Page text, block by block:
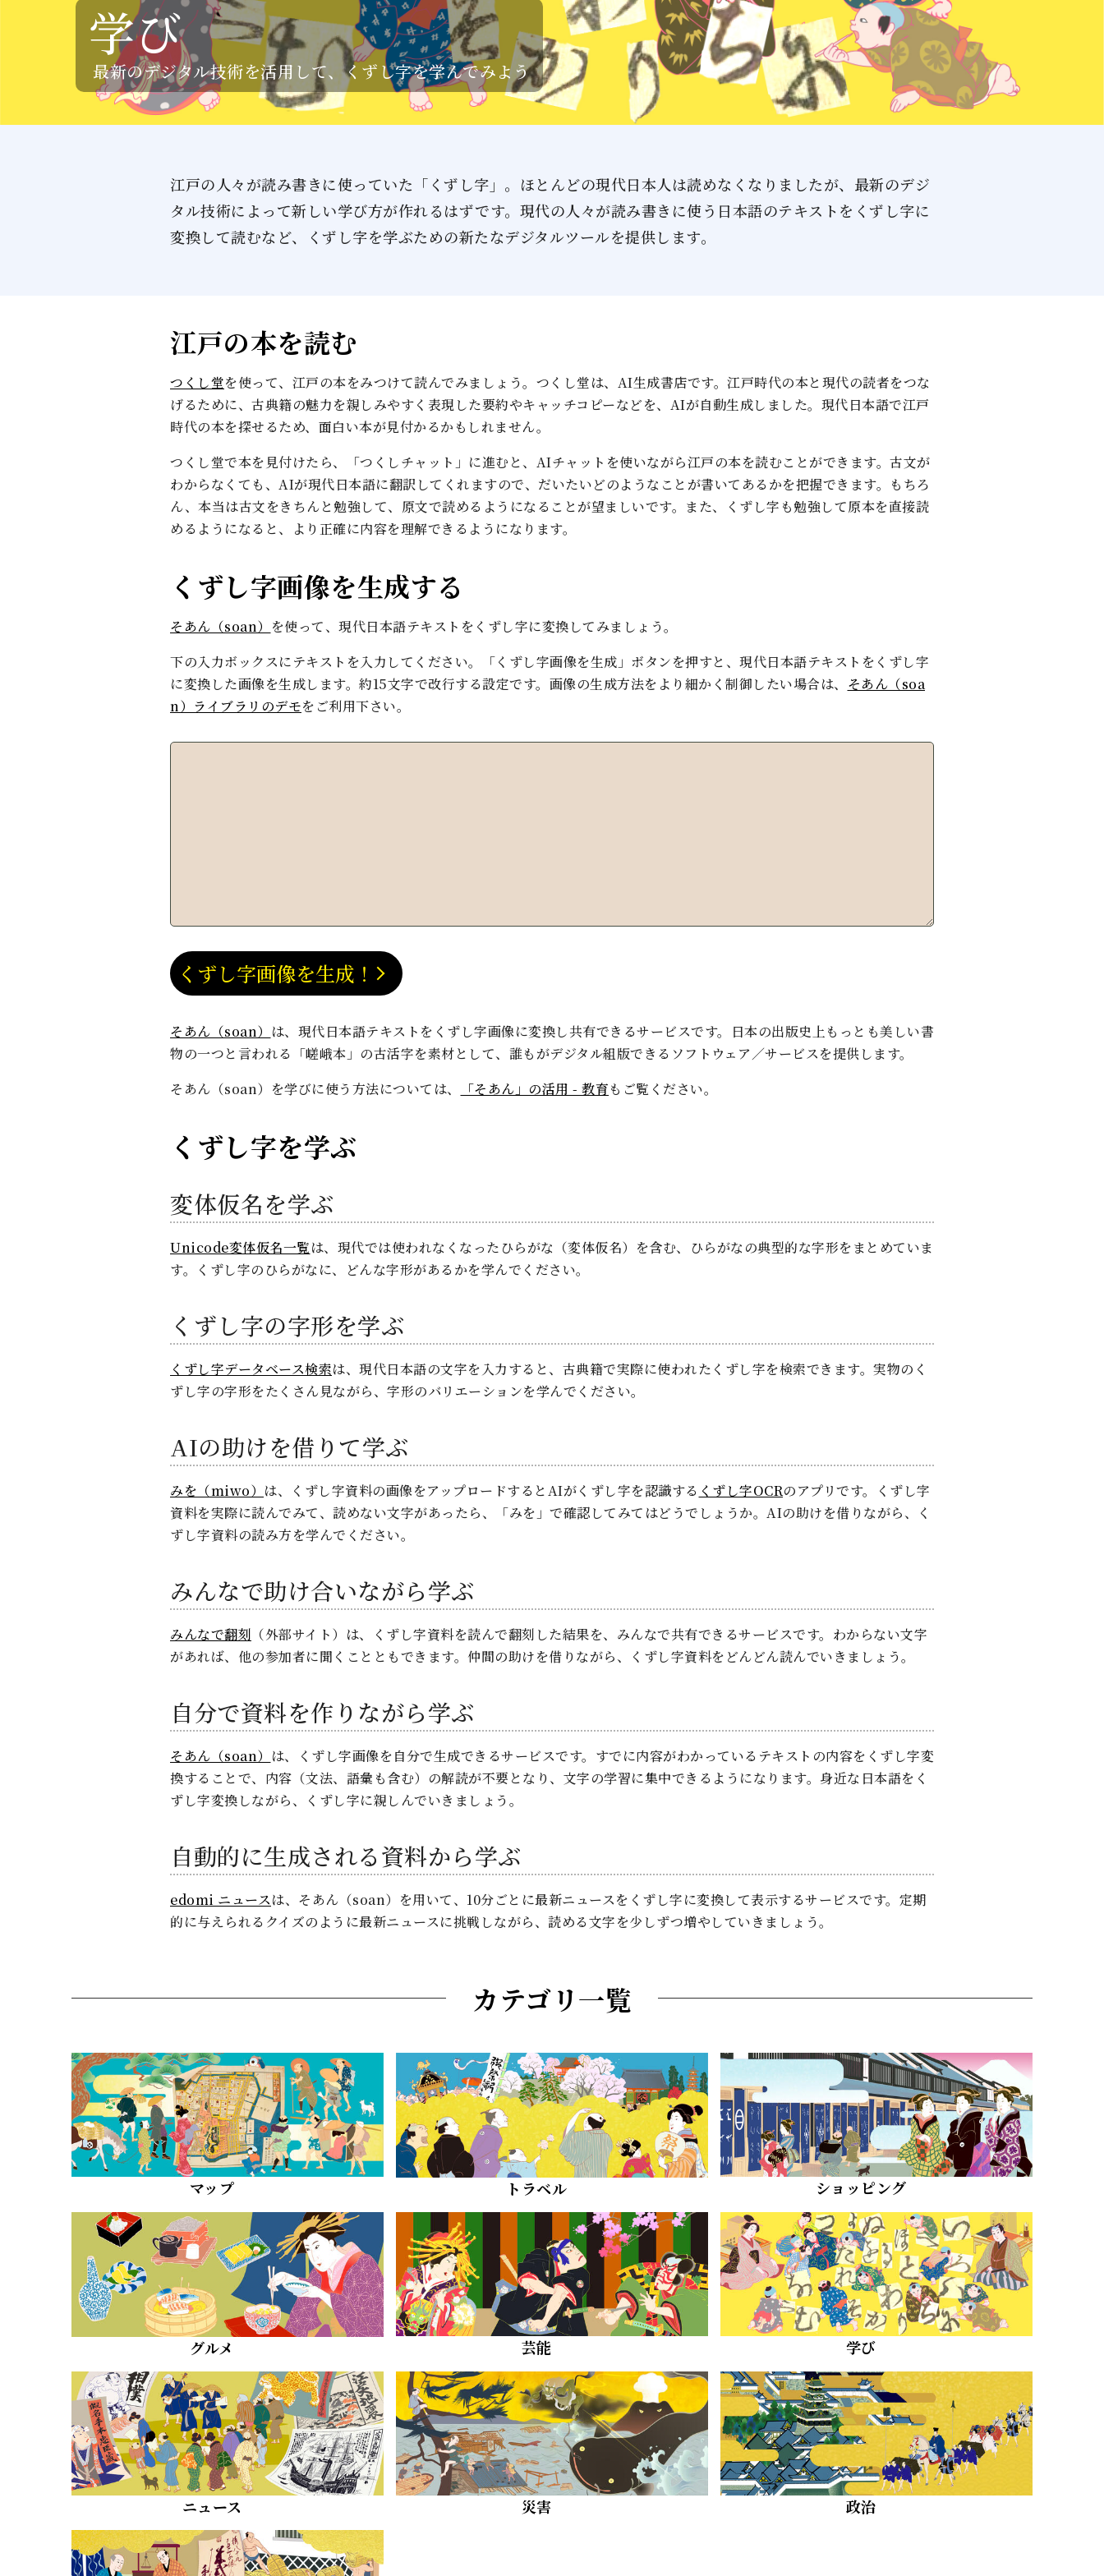
学び
最新のデジタル技術を活用して、くずし字を学んでみよう
江戸の人々が読み書きに使っていた「くずし字」。ほとんどの現代日本人は読めなくなりましたが、最新のデジ
タル技術によって新しい学び方が作れるはずです。現代の人々が読み書きに使う日本語のテキストをくずし字に
変換して読むなど、くずし字を学ぶための新たなデジタルツールを提供します。
江戸の本を読む
つくし堂を使って、江戸の本をみつけて読んでみましょう。つくし堂は、AI生成書店です。江戸時代の本と現代の読者をつな
げるために、古典籍の魅力を親しみやすく表現した要約やキャッチコピーなどを、AIが自動生成しました。現代日本語で江戸
時代の本を探せるため、面白い本が見付かるかもしれません。
つくし堂で本を見付けたら、「つくしチャット」に進むと、AIチャットを使いながら江戸の本を読むことができます。古文が
わからなくても、AIが現代日本語に翻訳してくれますので、だいたいどのようなことが書いてあるかを把握できます。もちろ
ん、本当は古文をきちんと勉強して、原文で読めるようになることが望ましいです。また、くずし字も勉強して原本を直接読
めるようになると、より正確に内容を理解できるようになります。
くずし字画像を生成する
そあん（soan） を使って、現代日本語テキストをくずし字に変換してみましょう。
下の入力ボックスにテキストを入力してください。「くずし字画像を生成」ボタンを押すと、現代日本語テキストをくずし字
に変換した画像を生成します。約15文字で改行する設定です。画像の生成方法をより細かく制御したい場合は、 そあん（soa
n）ライブラリのデモをご利用下さい。
くずし字画像を生成！
そあん（soan） は、現代日本語テキストをくずし字画像に変換し共有できるサービスです。日本の出版史上もっとも美しい書
物の一つと言われる「嵯峨本」の古活字を素材として、誰もがデジタル組版できるソフトウェア／サービスを提供します。
そあん（soan）を学びに使う方法については、
「そあん」の活用 - 教育もご覧ください。
くずし字を学ぶ
変体仮名を学ぶ
Unicode変体仮名一覧は、現代では使われなくなったひらがな（変体仮名）を含む、ひらがなの典型的な字形をまとめていま
す。くずし字のひらがなに、どんな字形があるかを学んでください。
くずし字の字形を学ぶ
くずし字データベース検索は、現代日本語の文字を入力すると、古典籍で実際に使われたくずし字を検索できます。実物のく
ずし字の字形をたくさん見ながら、字形のバリエーションを学んでください。
AIの助けを借りて学ぶ
みを（miwo） は、くずし字資料の画像をアップロードするとAIがくずし字を認識する くずし字OCRのアプリです。くずし字
資料を実際に読んでみて、読めない文字があったら、「みを」で確認してみてはどうでしょうか。AIの助けを借りながら、く
ずし字資料の読み方を学んでください。
みんなで助け合いながら学ぶ
みんなで翻刻 （外部サイト）は、くずし字資料を読んで翻刻した結果を、みんなで共有できるサービスです。わからない文字
があれば、他の参加者に聞くことともできます。仲間の助けを借りながら、くずし字資料をどんどん読んでいきましょう。
自分で資料を作りながら学ぶ
そあん（soan） は、くずし字画像を自分で生成できるサービスです。すでに内容がわかっているテキストの内容をくずし字変
換することで、内容（文法、語彙も含む）の解読が不要となり、文字の学習に集中できるようになります。身近な日本語をく
ずし字変換しながら、くずし字に親しんでいきましょう。
自動的に生成される資料から学ぶ
edomi ニュースは、そあん（soan）を用いて、10分ごとに最新ニュースをくずし字に変換して表示するサービスです。定期
的に与えられるクイズのように最新ニュースに挑戦しながら、読める文字を少しずつ増やしていきましょう。
カテゴリ一覧
マップ トラベル ショッピング
グルメ 芸能 学び
ニュース 災害 政治